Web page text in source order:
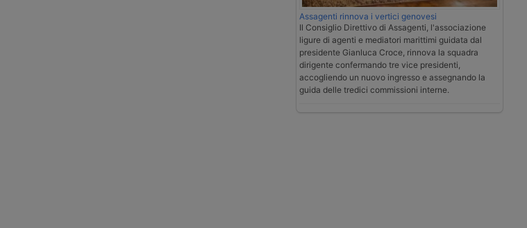
Assagenti rinnova i vertici genovesi
Il Consiglio Direttivo di Assagenti, l'associazione
ligure di agenti e mediatori marittimi guidata dal
presidente Gianluca Croce, rinnova la squadra
dirigente confermando tre vice presidenti,
accogliendo un nuovo ingresso e assegnando la
guida delle tredici commissioni interne.